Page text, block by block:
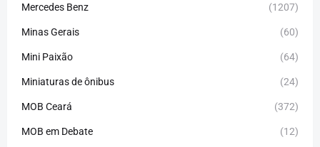
Mercedes Benz (1207)
Minas Gerais (60)
Mini Paixão (64)
Miniaturas de ônibus (24)
MOB Ceará (372)
MOB em Debate (12)